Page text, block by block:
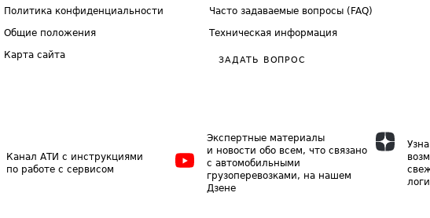
Политика конфиденциальности
Общие положения
Карта сайта
Часто задаваемые вопросы (FAQ)
Техническая информация
ЗАДАТЬ ВОПРОС
Канал АТИ с инструкциями
по работе с сервисом
Экспертные материалы
и новости обо всем, что связано
с автомобильными
грузоперевозками, на нашем
Дзене